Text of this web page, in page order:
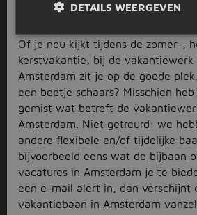
Allerlei vacatures
Of je nou kijkt tijdens de zomer-,
kerstvakantie, bij de vakantiewerk
Amsterdam zit je op de goede
een beetje schaars? Misschien
gemist wat betreft de
Amsterdam. Niet getreurd: we
andere flexibele en/of tijdelijke
bijvoorbeeld eens wat de bijbaan
vacatures in Amsterdam je te
een e-mail alert in, dan verschijnt
vakantiebaan in Amsterdam
DETAILS WEERGEVEN